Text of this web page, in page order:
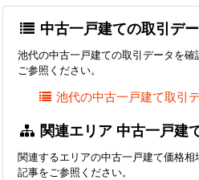
中古一戸建ての取引デ
池代の中古一戸建ての取引データを
ご参照ください。
池代の中古一戸建て取引
関連エリア 中古一戸建
関連するエリアの中古一戸建て価格
記事をご参照ください。